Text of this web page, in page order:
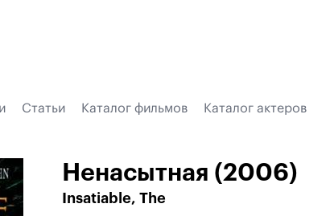
Статьи Каталог фильмов Каталог актеров
Ненасытная (2006)
Insatiable, The